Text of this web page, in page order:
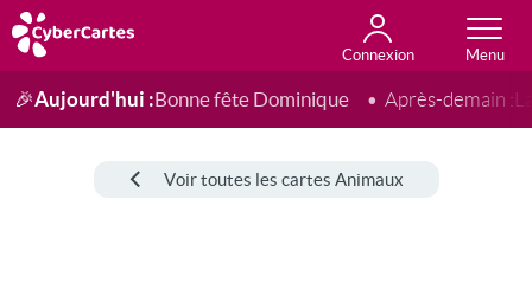
Connexion
Anniversaire
Fête du jour
Amour
Amitié
Merci
Toutes les cartes
🎉Aujourd'hui :Bonne fête Dominique Après-demain :
Voir toutes les cartes Animaux